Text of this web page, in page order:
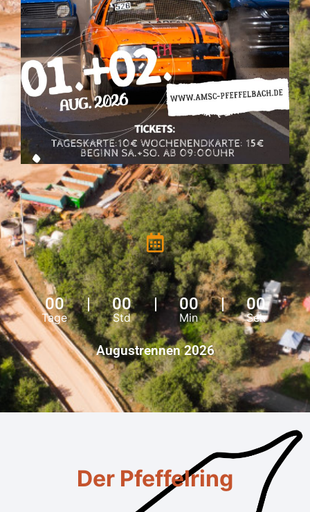
00
Tage
00
Std
00
Min
00
Sek
Augustrennen 2026
Der Pfeffelring